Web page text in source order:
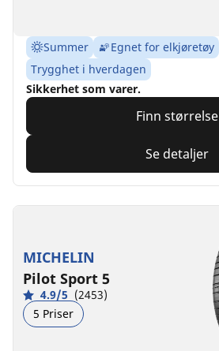
Summer
Egnet for elkjøretøy
Trygghet i hverdagen
Sikkerhet som varer.
Finn størrelse
Se detaljer
MICHELIN
Pilot Sport 5
4.9/5 (2453)
5 Priser